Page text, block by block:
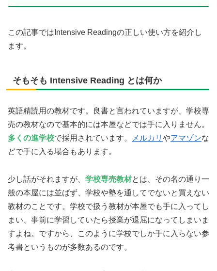
この記事ではIntensive Readingの正しい使い方を紹介し
ます。
そもそも Intensive Reading とは何か
英語精読用の教材です。良書と言われていますが、学校専
売の教材なので基本的には本屋などでは手に入りません。
多くの進学校で採用されています。 メルカリ やアマゾンな
どで手に入る場合もあります。
少し話がそれますが、 学校専売教材とは、その名の通り一
般の本屋には並ばず、学校や塾を通してでないと買えない
教材のことです。学校で扱う教材が本屋でも手に入ってし
まい、事前に学習していたら授業が退屈になってしまいま
すよね。ですから、このように学校でしか手に入らない参
考書というものが多数あるのです。